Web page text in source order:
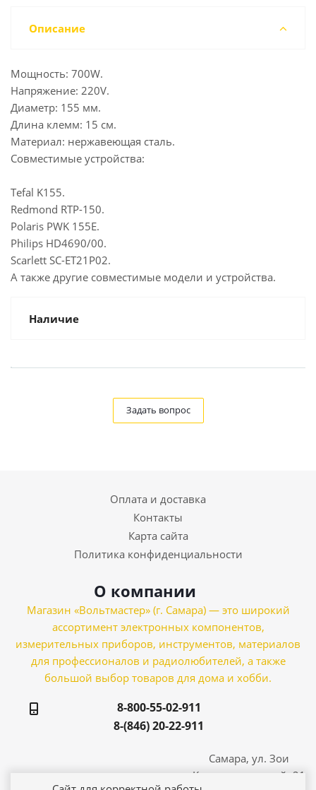
Описание
Мощность: 700W.
Напряжение: 220V.
Диаметр: 155 мм.
Длина клемм: 15 см.
Материал: нержавеющая сталь.
Совместимые устройства:
Tefal K155.
Redmond RTP-150.
Polaris PWK 155E.
Philips HD4690/00.
Scarlett SC-ET21P02.
А также другие совместимые модели и устройства.
Наличие
Задать вопрос
Оплата и доставка
Контакты
Карта сайта
Политика конфиденциальности
О компании
Магазин «Вольтмастер» (г. Самара) — это широкий
ассортимент электронных компонентов,
измерительных приборов, инструментов, материалов
для профессионалов и радиолюбителей, а также
большой выбор товаров для дома и хобби.
8-800-55-02-911
8-(846) 20-22-911
Самара, ул. Зои
Космодемьянской, 21